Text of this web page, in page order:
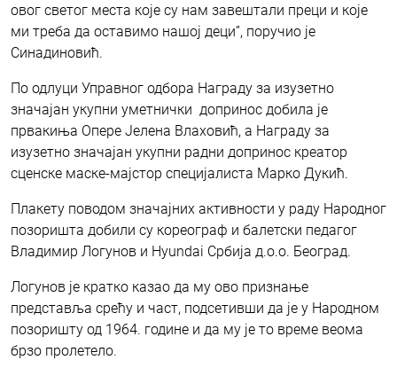
овог светог места које су нам завештали преци и које
ми треба да оставимо нашој деци”, поручио је
Синадиновић.
По одлуци Управног одбора Награду за изузетно
значајан укупни уметнички допринос добила је
првакиња Опере Јелена Влаховић, а Награду за
изузетно значајан укупни радни допринос креатор
сценске маске-мајстор специјалиста Марко Дукић.
Плакету поводом значајних активности у раду Народног
позоришта добили су кореограф и балетски педагог
Владимир Логунов и Hyundai Србија д.о.о. Београд.
Логунов је кратко казао да му ово признање
представља срећу и част, подсетивши да је у Народном
позоришту од 1964. године и да му је то време веома
брзо пролетело.